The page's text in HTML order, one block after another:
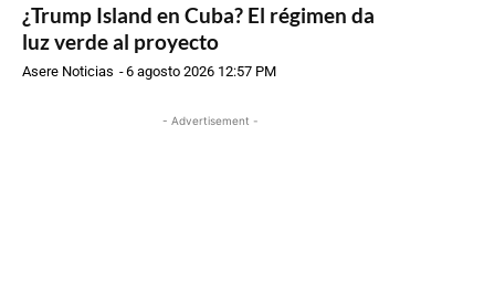
¿Trump Island en Cuba? El régimen da
luz verde al proyecto
Asere Noticias -6 agosto 2026 12:57 PM
- Advertisement -